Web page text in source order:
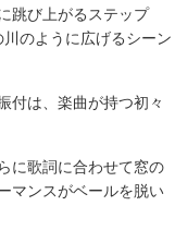
跳び上がるステップ
のように広げるシーン
付は、楽曲が持つ初々
に歌詞に合わせて窓の
マンスがベールを脱い